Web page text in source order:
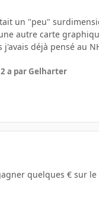
un "peu"
autre carte
déjà pensé au
a par Gelharter
quelques € sur